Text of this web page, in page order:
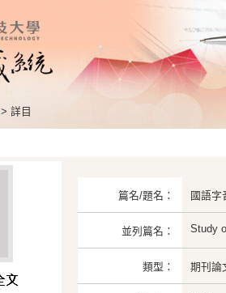
> 詳目
篇名/題名： 國語字
並列篇名： Study
類型： 期刊論